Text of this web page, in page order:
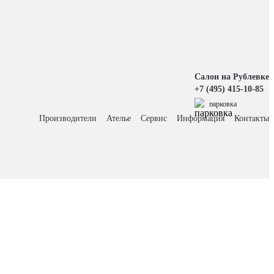
Салон на Рублевке
+7 (495) 415-10-85
парковка
Производители Ателье Сервис Информация Контакты